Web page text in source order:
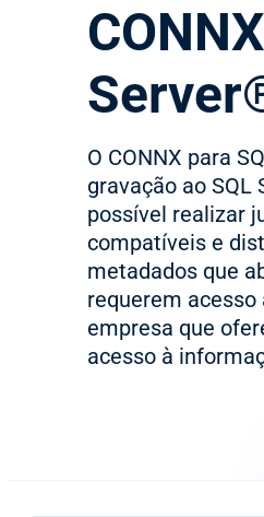
O CONNX para
gravação ao SQL
possível realizar
compatíveis e
metadados que
requerem acesso
empresa que
acesso à